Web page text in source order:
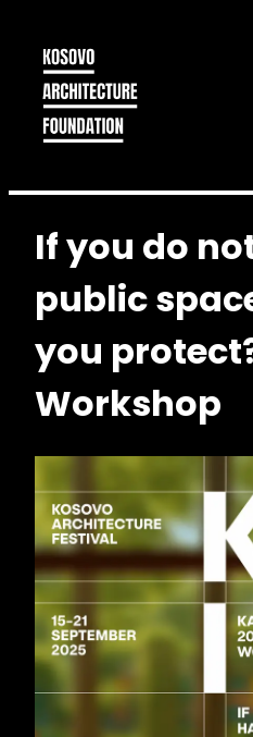
If you do
public
you
Workshop